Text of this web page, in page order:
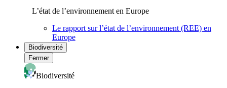
L’état de l’environnement en Europe
Le rapport sur l’état de l’environnement (REE) en
Europe
Biodiversité
Fermer
Biodiversité